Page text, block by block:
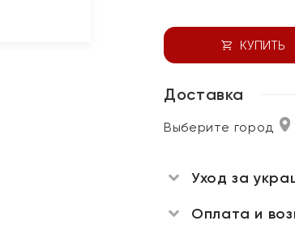
КУПИТЬ
Доставка
Выберите город
Уход за
Оплата и